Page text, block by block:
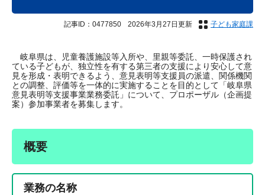
記事ID：0477850 2026年3月27日更新 子ども家庭課
岐阜県は、児童養護施設等入所や、里親等委託、一時保護され
ている子どもが、独立性を有する第三者の支援により安心して意
見を形成・表明できるよう、意見表明等支援員の派遣、関係機関
との調整、評価等を一体的に実施することを目的として「岐阜県
意見表明等支援事業業務委託」について、プロポーザル（企画提
案）参加事業者を募集します。
概要
業務の名称